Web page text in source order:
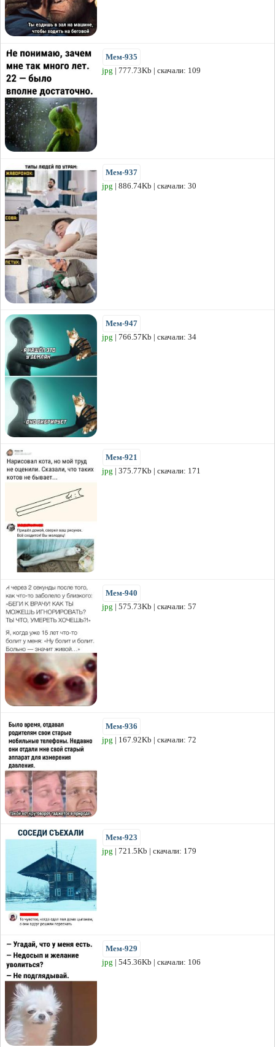
Мем-935
jpg | 777.73Kb | скачали: 109
Мем-937
jpg | 886.74Kb | скачали: 30
Мем-947
jpg | 766.57Kb | скачали: 34
Мем-921
jpg | 375.77Kb | скачали: 171
Мем-940
jpg | 575.73Kb | скачали: 57
Мем-936
jpg | 167.92Kb | скачали: 72
Мем-923
jpg | 721.5Kb | скачали: 179
Мем-929
jpg | 545.36Kb | скачали: 106